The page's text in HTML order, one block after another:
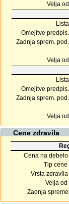
Velja
Omejitve
Zadnja sprem.
Velja
Omejitve
Zadnja sprem.
Velja
Cene zdravila
Cena na debelo
Tip cene
Vrsta zdravila
Velja od
Zadnja